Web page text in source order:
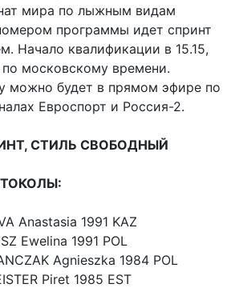
мира по лыжным видам
программы идет спринт
Начало квалификации в 15.15,
московскому времени.
можно будет в прямом эфире по
Евроспорт и Россия-2.
СТИЛЬ СВОБОДНЫЙ
Anastasia 1991 KAZ
Ewelina 1991 POL
Agnieszka 1984 POL
Piret 1985 EST